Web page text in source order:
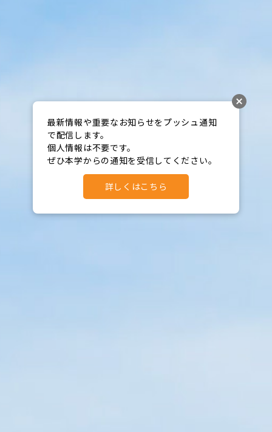
最新情報や重要なお知らせをプッシュ通知
で配信します。
個人情報は不要です。
ぜひ本学からの通知を受信してください。
詳しくはこちら